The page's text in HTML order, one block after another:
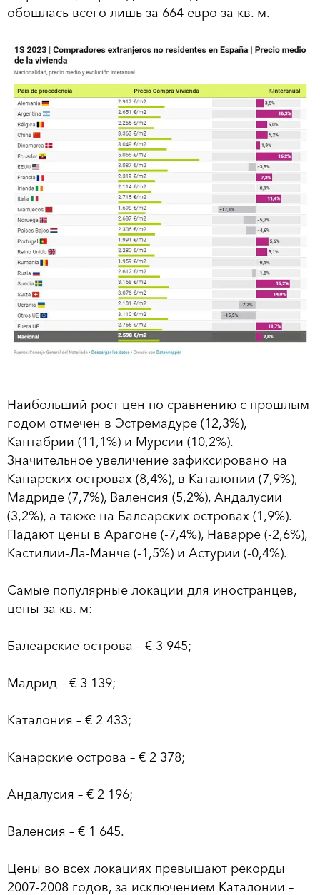
обошлась всего лишь за 664 евро за кв. м.
Наибольший рост цен по сравнению с прошлым
годом отмечен в Эстремадуре (12,3%),
Кантабрии (11,1%) и Мурсии (10,2%).
Значительное увеличение зафиксировано на
Канарских островах (8,4%), в Каталонии (7,9%),
Мадриде (7,7%), Валенсия (5,2%), Андалусии
(3,2%), а также на Балеарских островах (1,9%).
Падают цены в Арагоне (-7,4%), Наварре (-2,6%),
Кастилии-Ла-Манче (-1,5%) и Астурии (-0,4%).
Самые популярные локации для иностранцев,
цены за кв. м:
Балеарские острова – € 3 945;
Мадрид – € 3 139;
Каталония – € 2 433;
Канарские острова – € 2 378;
Андалусия – € 2 196;
Валенсия – € 1 645.
Цены во всех локациях превышают рекорды
2007-2008 годов, за исключением Каталонии –